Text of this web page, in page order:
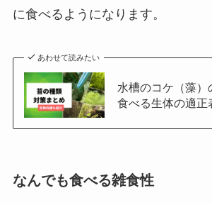
に食べるようになります。
あわせて読みたい
水槽のコケ（藻）
食べる生体の適正
なんでも食べる雑食性